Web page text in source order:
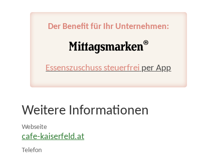
Der Benefit für Ihr Unternehmen:
Essenszuschuss steuerfrei per App
Weitere Informationen
Webseite
cafe-kaiserfeld.at
Telefon